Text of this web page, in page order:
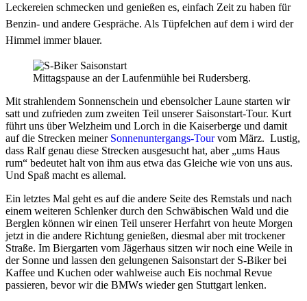
Leckereien schmecken und genießen es, einfach Zeit zu haben für
Benzin- und andere Gespräche. Als Tüpfelchen auf dem i wird der
Himmel immer blauer.
Mittagspause an der Laufenmühle bei Rudersberg.
Mit strahlendem Sonnenschein und ebensolcher Laune starten wir
satt und zufrieden zum zweiten Teil unserer Saisonstart-Tour. Kurt
führt uns über Welzheim und Lorch in die Kaiserberge und damit
auf die Strecken meiner Sonnenuntergangs-Tourvom März. Lustig,
dass Ralf genau diese Strecken ausgesucht hat, aber „ums Haus
rum“ bedeutet halt von ihm aus etwa das Gleiche wie von uns aus.
Und Spaß macht es allemal.
Ein letztes Mal geht es auf die andere Seite des Remstals und nach
einem weiteren Schlenker durch den Schwäbischen Wald und die
Berglen können wir einen Teil unserer Herfahrt von heute Morgen
jetzt in die andere Richtung genießen, diesmal aber mit trockener
Straße. Im Biergarten vom Jägerhaus sitzen wir noch eine Weile in
der Sonne und lassen den gelungenen Saisonstart der S-Biker bei
Kaffee und Kuchen oder wahlweise auch Eis nochmal Revue
passieren, bevor wir die BMWs wieder gen Stuttgart lenken.